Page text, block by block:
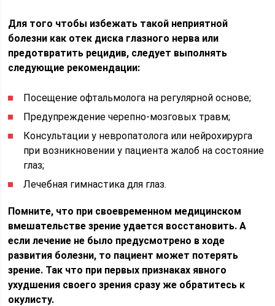
Для того чтобы избежать такой неприятной
болезни как отек диска глазного нерва или
предотвратить рецидив, следует выполнять
следующие рекомендации:
Посещение офтальмолога на регулярной основе;
Предупреждение черепно-мозговых травм;
Консультации у невропатолога или нейрохирурга
при возникновении у пациента жалоб на состояние
глаз;
Лечебная гимнастика для глаз.
Помните, что при своевременном медицинском
вмешательстве зрение удается восстановить. А
если лечение не было предусмотрено в ходе
развития болезни, то пациент может потерять
зрение. Так что при первых признаках явного
ухудшения своего зрения сразу же обратитесь к
окулисту.